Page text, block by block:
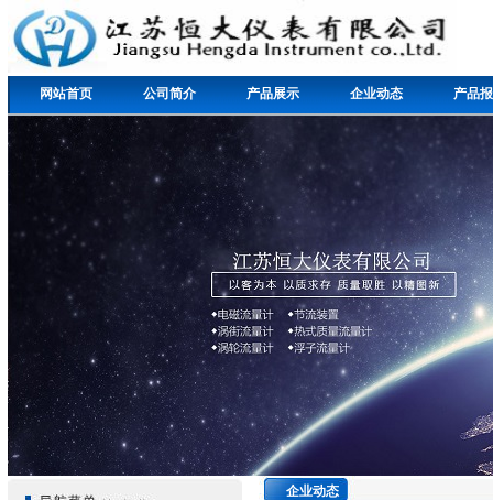
网站首页 公司简介 产品展示 企业动态 产品
企业动态